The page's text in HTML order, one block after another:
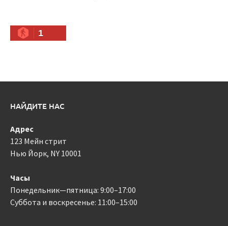
1
НАЙДИТЕ НАС
Адрес
123 Мейн стрит
Нью Йорк, NY 10001
Часы
Понедельник—пятница: 9:00–17:00
Суббота и воскресенье: 11:00–15:00